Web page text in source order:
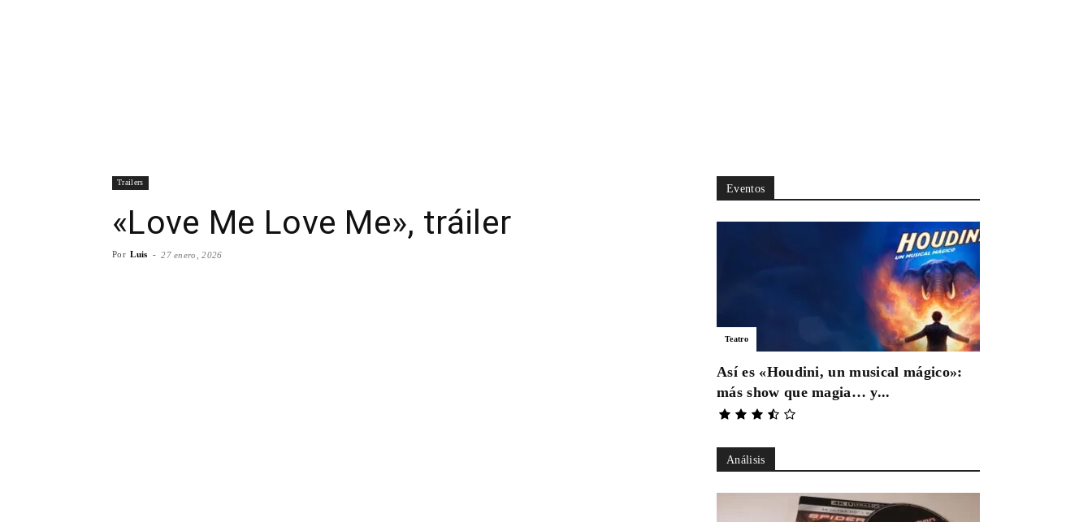
Trailers
«Love Me Love Me», tráiler
Por Luis - 27 enero, 2026
Eventos
Teatro
Así es «Houdini, un musical mágico»:
más show que magia… y...
Análisis